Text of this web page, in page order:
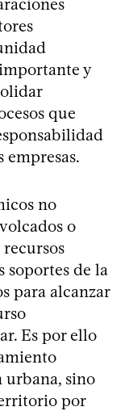
y
que
empresas.
no
o
soportes de la
para alcanzar
Es por ello
sino
por